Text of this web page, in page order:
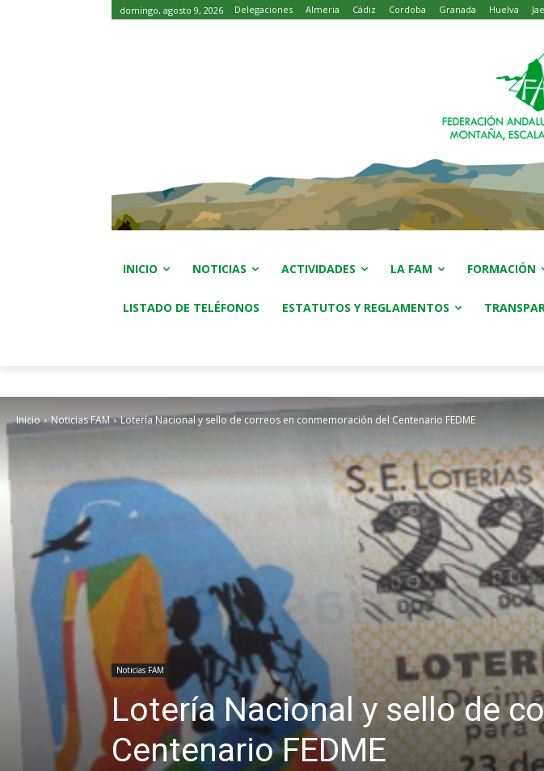
domingo, agosto 9, 2026 Delegaciones Almeria Cádiz Cordoba Granada Huelva
INICIO NOTICIAS ACTIVIDADES LA FAM FORMACIÓN
LISTADO DE TELÉFONOS ESTATUTOS Y REGLAMENTOS
Inicio Noticias FAM Lotería Nacional y sello de correos en conmemoración del Centenario FEDME
Noticias FAM
Lotería Nacional y sello de
Centenario FEDME